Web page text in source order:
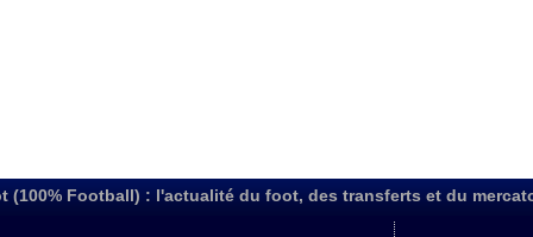
(100% Football) : l'actualité du foot, des transferts et du